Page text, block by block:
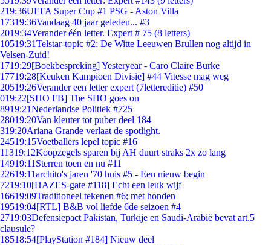
219:36UEFA Super Cup #1 PSG - Aston Villa
17319:36Vandaag 40 jaar geleden... #3
2019:34Verander één letter. Expert # 75 (8 letters)
10519:31Telstar-topic #2: De Witte Leeuwen Brullen nog altijd in
Velsen-Zuid!
1719:29[Boekbespreking] Yesteryear - Caro Claire Burke
17719:28[Keuken Kampioen Divisie] #44 Vitesse mag weg
20519:26Verander een letter expert (7lettereditie) #50
019:22[SHO FB] The SHO goes on
8919:21Nederlandse Politiek #725
28019:20Van kleuter tot puber deel 184
319:20Ariana Grande verlaat de spotlight.
24519:15Voetballers lepel topic #16
11319:12Koopzegels sparen bij AH duurt straks 2x zo lang
14919:11 Sterren toen en nu #11
22619:11archito's jaren '70 huis #5 - Een nieuw begin
7219:10[HAZES-gate #118] Echt een leuk wijf
16619:09Traditioneel tekenen #6; met honden
19519:04[RTL] B&B vol liefde 6de seizoen #4
2719:03Defensiepact Pakistan, Turkije en Saudi-Arabië bevat art.5
clausule?
18518:54[PlayStation #184] Nieuw deel